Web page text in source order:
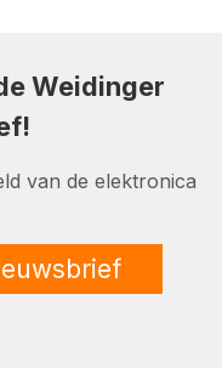
Weidinger
van de elektronica